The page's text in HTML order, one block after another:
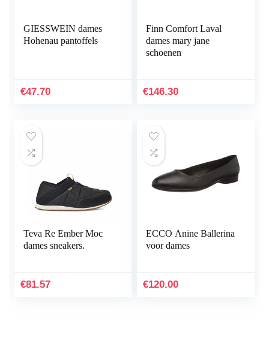
GIESSWEIN dames
Hohenau pantoffels
€47.70
Finn Comfort Laval
dames mary jane
schoenen
€146.30
Teva Re Ember Moc
dames sneakers.
€81.57
ECCO Anine Ballerina
voor dames
€120.00